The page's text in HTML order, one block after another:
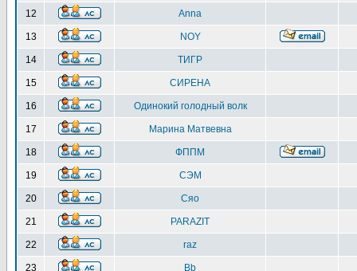
12 Anna
13 NOY
14 ТИГР
15 СИРЕНА
16 Одинокий голодный волк
17 Марина Матвевна
18 ФППМ
19 СЭМ
20 Сяо
21 PARAZIT
22 raz
23 Bb